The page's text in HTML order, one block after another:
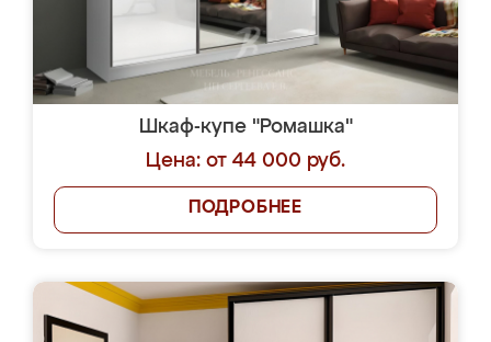
Шкаф-купе "Ромашка"
Цена: от 44 000 руб.
ПОДРОБНЕЕ